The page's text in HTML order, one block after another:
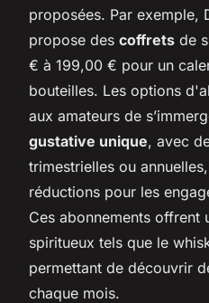
proposées. Par exemple,
propose des coffrets de
€ à 199,00 € pour un
bouteilles. Les options
aux amateurs de
gustative unique, avec
trimestrielles ou
réductions pour les
Ces abonnements offrent
spiritueux tels que le
permettant de découvrir
chaque mois.